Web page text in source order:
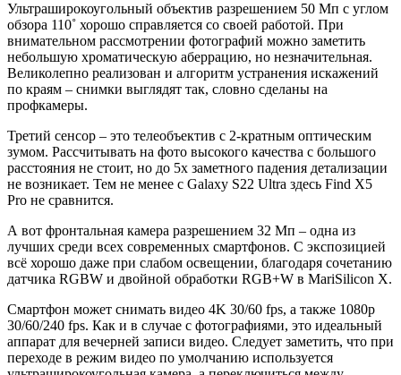
Ультраширокоугольный объектив разрешением 50 Мп с углом
обзора 110˚ хорошо справляется со своей работой. При
внимательном рассмотрении фотографий можно заметить
небольшую хроматическую аберрацию, но незначительная.
Великолепно реализован и алгоритм устранения искажений
по краям – снимки выглядят так, словно сделаны на
профкамеры.
Третий сенсор – это телеобъектив с 2-кратным оптическим
зумом. Рассчитывать на фото высокого качества с большого
расстояния не стоит, но до 5x заметного падения детализации
не возникает. Тем не менее с Galaxy S22 Ultra здесь Find X5
Pro не сравнится.
А вот фронтальная камера разрешением 32 Мп – одна из
лучших среди всех современных смартфонов. С экспозицией
всё хорошо даже при слабом освещении, благодаря сочетанию
датчика RGBW и двойной обработки RGB+W в MariSilicon X.
Смартфон может снимать видео 4K 30/60 fps, а также 1080p
30/60/240 fps. Как и в случае с фотографиями, это идеальный
аппарат для вечерней записи видео. Следует заметить, что при
переходе в режим видео по умолчанию используется